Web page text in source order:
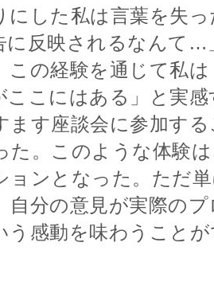
にした私は言葉を失
に反映されるなんて…
この経験を通じて私
ここにはある」と実
ます座談会に参加す
た。このような体験
ョンとなった。ただ
自分の意見が実際の
う感動を味わうこと